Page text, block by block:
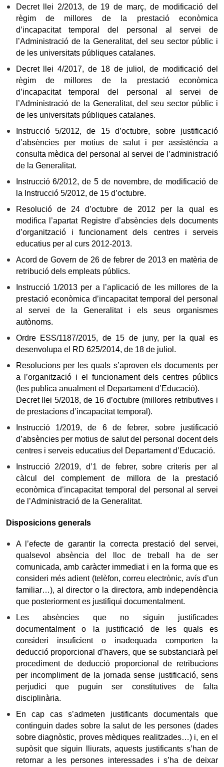
Decret llei 2/2013, de 19 de març, de modificació del
règim de millores de la prestació econòmica
d’incapacitat temporal del personal al servei de
l’Administració de la Generalitat, del seu sector públic i
de les universitats públiques catalanes.
Decret llei 4/2017, de 18 de juliol, de modificació del
règim de millores de la prestació econòmica
d’incapacitat temporal del personal al servei de
l’Administració de la Generalitat, del seu sector públic i
de les universitats públiques catalanes.
Instrucció 5/2012, de 15 d’octubre, sobre justificació
d’absències per motius de salut i per assistència a
consulta mèdica del personal al servei de l’administració
de la Generalitat.
Instrucció 6/2012, de 5 de novembre, de modificació de
la Instrucció 5/2012, de 15 d’octubre.
Resolució de 24 d’octubre de 2012 per la qual es
modifica l’apartat Registre d’absències dels documents
d’organització i funcionament dels centres i serveis
educatius per al curs 2012-2013.
Acord de Govern de 26 de febrer de 2013 en matèria de
retribució dels empleats públics.
Instrucció 1/2013 per a l’aplicació de les millores de la
prestació econòmica d’incapacitat temporal del personal
al servei de la Generalitat i els seus organismes
autònoms.
Ordre ESS/1187/2015, de 15 de juny, per la qual es
desenvolupa el RD 625/2014, de 18 de juliol.
Resolucions per les quals s’aproven els documents per
a l’organització i el funcionament dels centres públics
(les publica anualment el Departament d’Educació).
Decret llei 5/2018, de 16 d’octubre (millores retributives i
de prestacions d’incapacitat temporal).
Instrucció 1/2019, de 6 de febrer, sobre justificació
d’absències per motius de salut del personal docent dels
centres i serveis educatius del Departament d’Educació.
Instrucció 2/2019, d’1 de febrer, sobre criteris per al
càlcul del complement de millora de la prestació
econòmica d’incapacitat temporal del personal al servei
de l’Administració de la Generalitat.
Disposicions generals
A l’efecte de garantir la correcta prestació del servei,
qualsevol absència del lloc de treball ha de ser
comunicada, amb caràcter immediat i en la forma que es
consideri més adient (telèfon, correu electrònic, avís d’un
familiar…), al director o la directora, amb independència
que posteriorment es justifiqui documentalment.
Les absències que no siguin justificades
documentalment o la justificació de les quals es
consideri insuficient o inadequada comporten la
deducció proporcional d’havers, que se substanciarà pel
procediment de deducció proporcional de retribucions
per incompliment de la jornada sense justificació, sens
perjudici que puguin ser constitutives de falta
disciplinària.
En cap cas s’admeten justificants documentals que
continguin dades sobre la salut de les persones (dades
sobre diagnòstic, proves mèdiques realitzades…) i, en el
supòsit que siguin lliurats, aquests justificants s’han de
retornar a les persones interessades i s’ha de deixar